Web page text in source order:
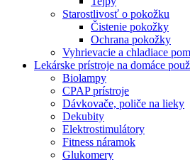
Starostlivosť o pokožku
Čistenie pokožky
Ochrana pokožky
Vyhrievacie a chladiace
Lekárske prístroje na domáce
Biolampy
CPAP prístroje
Dávkovače, poliče na lieky
Dekubity
Elektrostimulátory
Fitness náramok
Glukomery